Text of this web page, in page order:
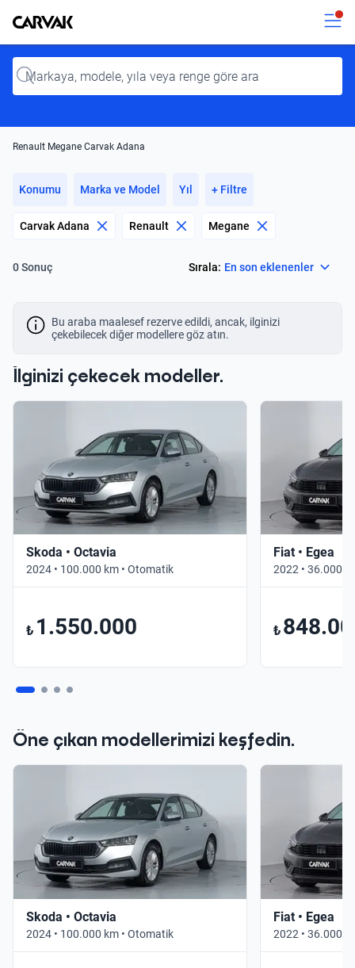
Kavak
Input
Renault Megane Carvak Adana
Konumu Marka ve Model Yıl + Filtre
Carvak Adana Renault Megane
0 Sonuç Sırala: En son eklenenler
Bu araba maalesef rezerve edildi, ancak, ilginizi
çekebilecek diğer modellere göz atın.
İlginizi çekecek modeller.
Skoda • Octavia
2024 • 100.000 km • Otomatik
₺ 1.550.000
Fiat • Egea
2022 • 36.000
₺
Öne çıkan modellerimizi keşfedin.
Skoda • Octavia
2024 • 100.000 km • Otomatik
Fiat • Egea
2022 • 36.000